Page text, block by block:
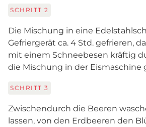
SCHRITT 2
Die Mischung in eine
Gefriergerät ca. 4 Std. gefrieren,
mit einem Schneebesen kräftig
die Mischung in der Eismaschine
SCHRITT 3
Zwischendurch die Beeren
lassen, von den Erdbeeren den